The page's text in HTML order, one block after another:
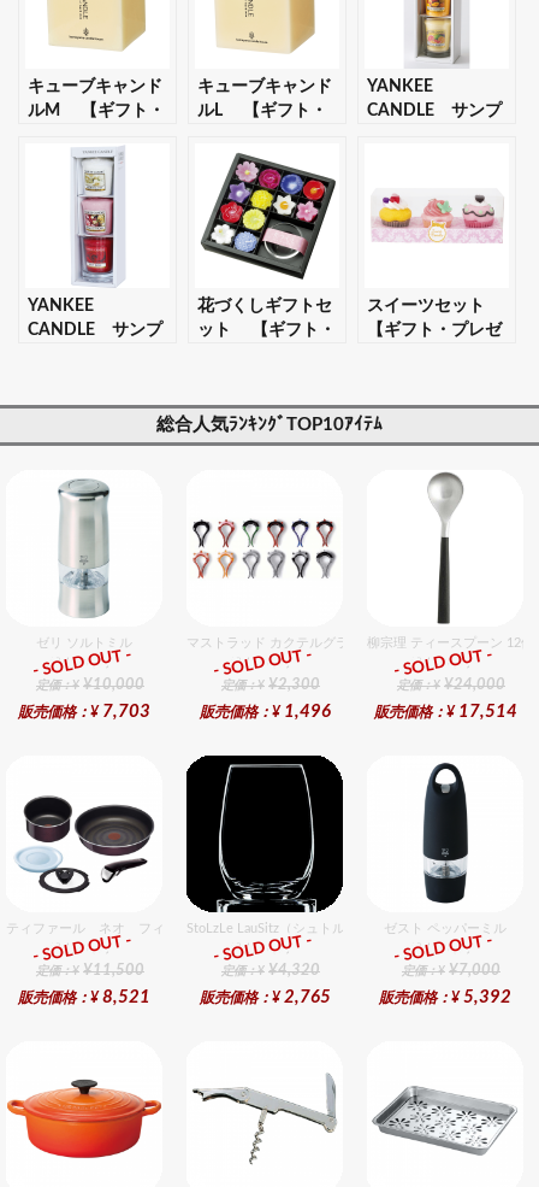
キューブキャンド
ルM 【ギフト・
キューブキャンド
ルL 【ギフト・
YANKEE
CANDLE サンプ
ント対応可】
YANKEE
CANDLE サンプ
ル 【ギフト・
可】
花づくしギフトセ
ット 【ギフト・
スイーツセット
【ギフト・プレゼ
総合人気ﾗﾝｷﾝｸﾞTOP10ｱｲﾃﾑ
ゼリ ソルトミル
総合ﾗﾝｷﾝｸﾞ
定価：¥ ¥10,000
販売価格：¥ 7,703
- SOLD OUT -
マストラッド カクテルグラスマーカー 12個入
総合ﾗﾝｷﾝｸﾞ
定価：¥ ¥2,300
販売価格：¥ 1,496
- SOLD OUT -
柳宗理 ティースプーン 12個
総合ﾗﾝｷﾝｸﾞ
定価：¥ ¥24,000
販売価格：¥ 17,514
- SOLD OUT -
ティファール ネオ フィグノワールセット 5
総合ﾗﾝｷﾝｸﾞ
定価：¥ ¥11,500
販売価格：¥ 8,521
- SOLD OUT -
StoLzLe LauSitz（シュトルツル ラウンジッツ） タンブラ
総合ﾗﾝｷﾝｸﾞ
定価：¥ ¥4,320
販売価格：¥ 2,765
- SOLD OUT -
ゼスト ペッパーミル
総合ﾗﾝｷﾝｸﾞ
定価：¥ ¥7,000
販売価格：¥ 5,392
- SOLD OUT -